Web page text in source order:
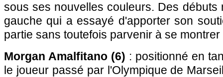
sous ses nouvelles couleurs. Des débuts
gauche qui a essayé d'apporter son
partie sans toutefois parvenir à se
Morgan Amalfitano (6) : positionné en
le joueur passé par l'Olympique de